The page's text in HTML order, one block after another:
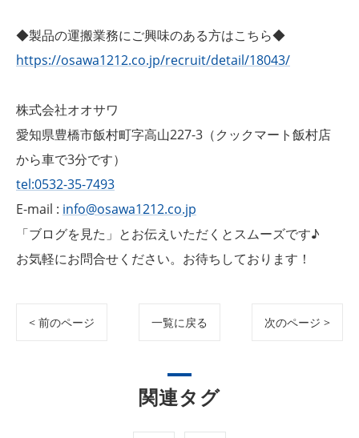
◆製品の運搬業務にご興味のある方はこちら◆
https://osawa1212.co.jp/recruit/detail/18043/
株式会社オオサワ
愛知県豊橋市飯村町字高山227-3（クックマート飯村店
から車で3分です）
tel:0532-35-7493
E-mail : info@osawa1212.co.jp
「ブログを見た」とお伝えいただくとスムーズです♪
お気軽にお問合せください。お待ちしております！
< 前のページ 一覧に戻る 次のページ >
関連タグ